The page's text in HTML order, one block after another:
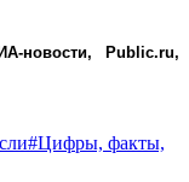
новости, Public.ru,
#Цифры, факты,